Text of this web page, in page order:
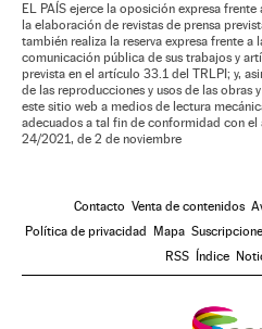
EL PAÍS ejerce la oposición expresa
la elaboración de revistas de prensa
también realiza la reserva expresa frente
comunicación pública de sus trabajos y
prevista en el artículo 33.1 del TRLPI; y,
de las reproducciones y usos de las obras
este sitio web a medios de lectura
adecuados a tal fin de conformidad con
24/2021, de 2 de noviembre
Contacto Venta de contenidos
Política de privacidad
Mapa
RSS
Índice